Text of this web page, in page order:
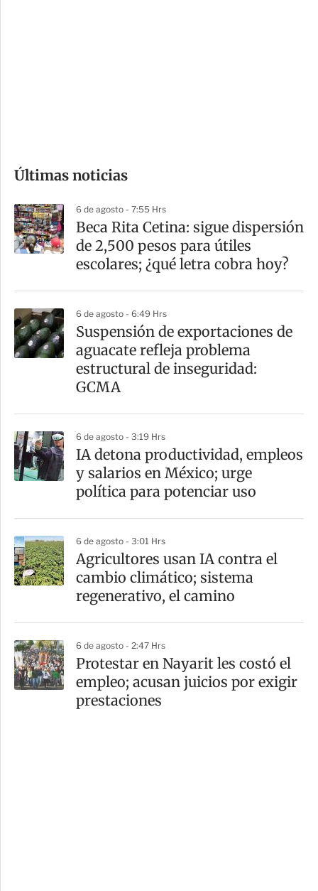
m
a
r
t
Últimas noticias
6 de agosto - 7:55 Hrs
Beca Rita Cetina: sigue dispersión
de 2,500 pesos para útiles
escolares; ¿qué letra cobra hoy?
6 de agosto - 6:49 Hrs
Suspensión de exportaciones de
aguacate refleja problema
estructural de inseguridad:
GCMA
6 de agosto - 3:19 Hrs
IA detona productividad, empleos
y salarios en México; urge
política para potenciar uso
6 de agosto - 3:01 Hrs
Agricultores usan IA contra el
cambio climático; sistema
regenerativo, el camino
6 de agosto - 2:47 Hrs
Protestar en Nayarit les costó el
empleo; acusan juicios por exigir
prestaciones